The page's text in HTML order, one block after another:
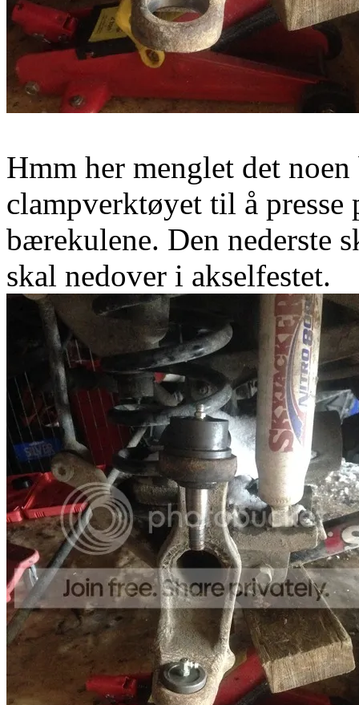
Hmm her menglet det
clampverktøyet til å presse
bærekulene. Den nederste
skal nedover i akselfestet.